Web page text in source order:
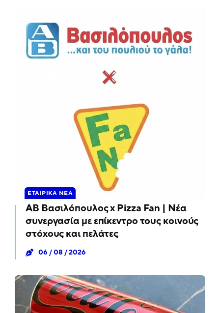
ΕΤΑΙΡΙΚΆ ΝΈΑ
ΑΒ Βασιλόπουλος x Pizza Fan | Νέα
συνεργασία με επίκεντρο τους κοινούς
στόχους και πελάτες
06 / 08 / 2026